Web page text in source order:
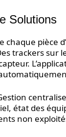
Solutions
chaque pièce
trackers
état des
non